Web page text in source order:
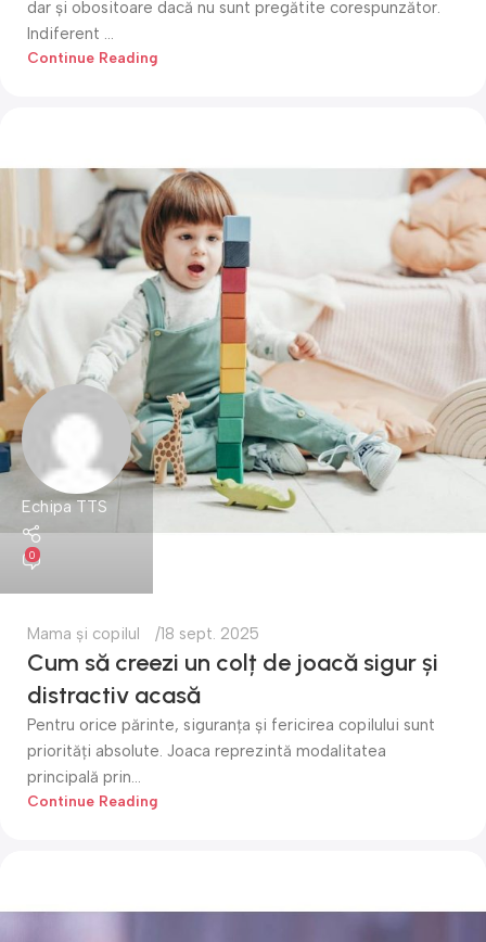
dar și obositoare dacă nu sunt pregătite corespunzător.
Indiferent ...
Continue Reading
Echipa TTS
0
Mama și copilul 18 sept. 2025
Cum să creezi un colț de joacă sigur și
distractiv acasă
Pentru orice părinte, siguranța și fericirea copilului sunt
priorități absolute. Joaca reprezintă modalitatea
principală prin...
Continue Reading